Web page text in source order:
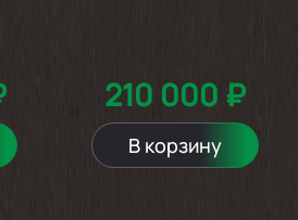
210 000 ₽
В корзину